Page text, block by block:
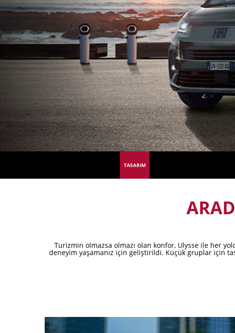
TASARIM
Turizmin olmazsa olmazı olan konfor, Ulysse ile her
deneyim yaşamanız için geliştirildi. Küçük gruplar için